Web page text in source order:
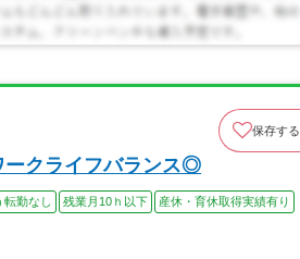
保存する
ークライフバランス◎
転勤なし 残業月10ｈ以下
産休・育休取得実績有り